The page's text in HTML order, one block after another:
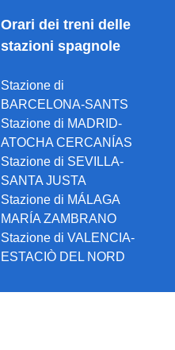
Orari dei treni delle
stazioni spagnole
Stazione di
BARCELONA-SANTS
Stazione di MADRID-
ATOCHA CERCANÍAS
Stazione di SEVILLA-
SANTA JUSTA
Stazione di MÁLAGA
MARÍA ZAMBRANO
Stazione di VALENCIA-
ESTACIÒ DEL NORD